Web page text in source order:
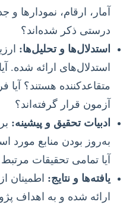
آمار، ارقام، نمودارها و
درستی ذکر شده‌اند؟
استدلال‌ها و تحلیل‌ها:
استدلال‌های ارائه شده.
متقاعدکننده هستند؟
آزمون قرار گرفته‌اند؟
ادبیات تحقیق و پیشینه:
به‌روز بودن منابع مورد
آیا تمامی تحقیقات
یافته‌ها و نتایج: اطمینان
ارائه شده و به اهداف